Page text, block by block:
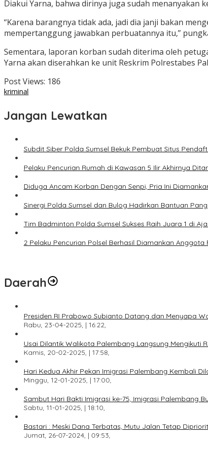
Diakui Yarna, bahwa dirinya juga sudah
“Karena barangnya tidak ada, jadi dia janji bakan
mempertanggung jawabkan perbuatannya itu,”
Sementara, laporan korban sudah diterima oleh
Yarna akan diserahkan ke unit Reskrim Polrestabes
Post Views: 186
kriminal
Jangan Lewatkan
Subdit Siber Polda Sumsel Bekuk Pembuat Situs
Pelaku Pencurian Rumah di Kawasan 5 Ilir Akhirnya
Diduga Ancam Korban Dengan Senpi, Pria Ini
Sinergi Polda Sumsel dan Bulog Hadirkan Bantuan
Tim Badminton Polda Sumsel Sukses Raih Juara 1 di
2 Pelaku Pencurian Polsel Berhasil Diamankan Anggota
Daerah
Presiden RI Prabowo Subianto Datang dan Menyapa
Rabu, 23-04-2025, | 16:22,
Usai Dilantik Walikota Palembang Langsung Mengikuti
Kamis, 20-02-2025, | 17:58,
Hari Kedua Akhir Pekan Imigrasi Palembang Kembali
Minggu, 12-01-2025, | 17:00,
Sambut Hari Bakti Imigrasi ke-75, Imigrasi Palembang
Sabtu, 11-01-2025, | 18:10,
Bastari : Meski Dana Terbatas, Mutu Jalan Tetap
Jumat, 26-07-2024, | 09:53,